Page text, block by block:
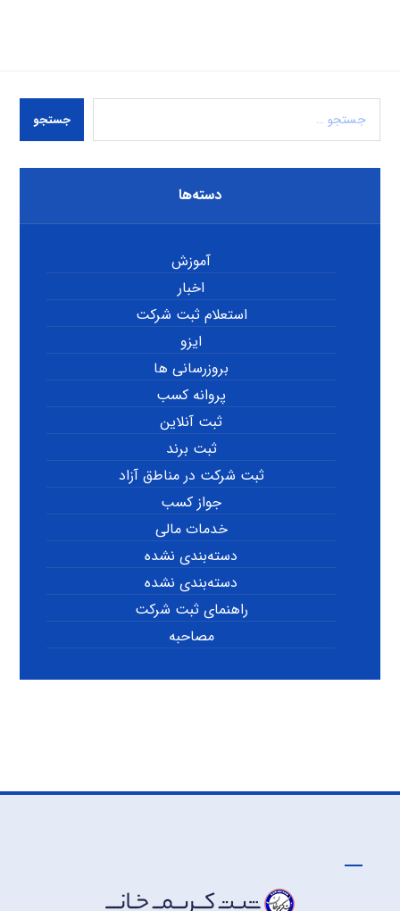
جستجو
دسته‌ها
آموزش
اخبار
استعلام ثبت شرکت
ایزو
بروزرسانی ها
پروانه کسب
ثبت آنلاین
ثبت برند
ثبت شرکت در مناطق آزاد
جواز کسب
خدمات مالی
دسته‌بندی نشده
دسته‌بندی نشده
راهنمای ثبت شرکت
مصاحبه